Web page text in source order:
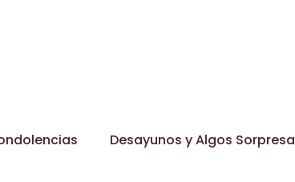
Desayunos y Algos Sorpresa